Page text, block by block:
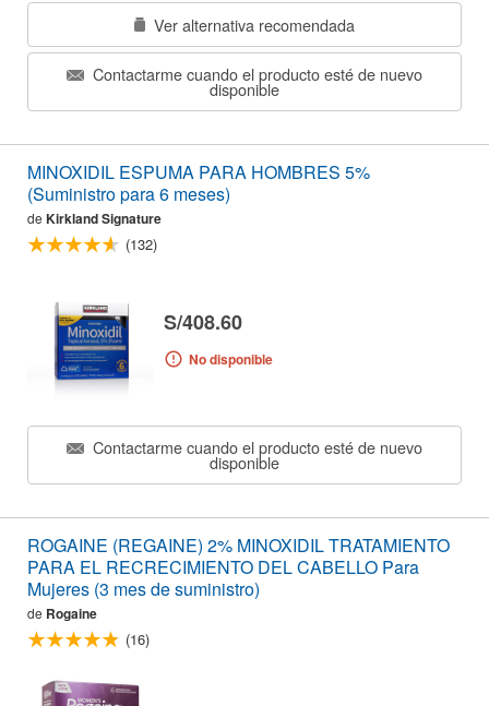
Ver alternativa recomendada
Contactarme cuando el producto esté de nuevo
disponible
MINOXIDIL ESPUMA PARA HOMBRES 5%
(Suministro para 6 meses)
de Kirkland Signature
(132)
S/408.60
No disponible
Contactarme cuando el producto esté de nuevo
disponible
ROGAINE (REGAINE) 2% MINOXIDIL TRATAMIENTO
PARA EL RECRECIMIENTO DEL CABELLO Para
Mujeres (3 mes de suministro)
de Rogaine
(16)